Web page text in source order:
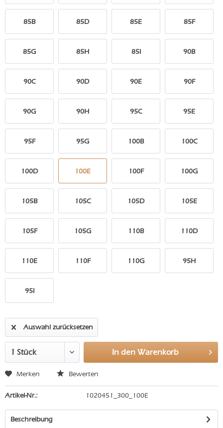
85B 85D 85E 85F
85G 85H 85I 90B
90C 90D 90E 90F
90G 90H 95C 95E
95F 95G 100B 100C
100D 100E 100F 100G
105B 105C 105D 105E
105F 105G 110B 110D
110E 110F 110G 95H
95I
Auswahl zurücksetzen
In den Warenkorb
Merken Bewerten
Artikel-Nr.: 1020451_300_100E
Beschreibung